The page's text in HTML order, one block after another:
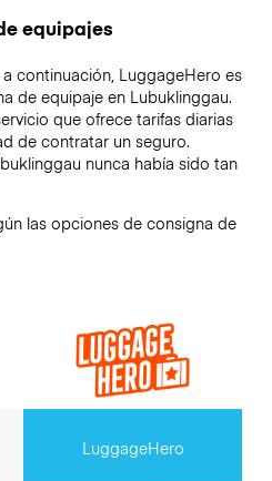
equipajes
continuación, LuggageHero es
de equipaje en Lubuklinggau.
que ofrece tarifas diarias
de contratar un seguro.
nunca había sido tan
las opciones de consigna de
LuggageHero